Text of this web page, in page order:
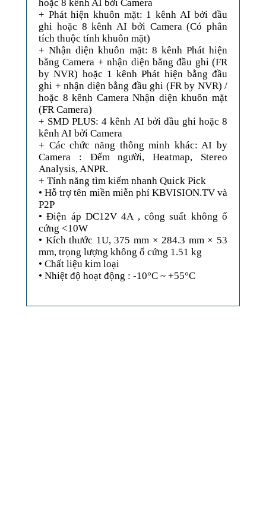
hoặc 8 kênh AI bởi Camera
+ Phát hiện khuôn mặt: 1 kênh AI bởi đầu
ghi hoặc 8 kênh AI bởi Camera (Có phân
tích thuộc tính khuôn mặt)
+ Nhận diện khuôn mặt: 8 kênh Phát hiện
bằng Camera + nhận diện bằng đầu ghi (FR
by NVR) hoặc 1 kênh Phát hiện bằng đầu
ghi + nhận diện bằng đầu ghi (FR by NVR) /
hoặc 8 kênh Camera Nhận diện khuôn mặt
(FR Camera)
+ SMD PLUS: 4 kênh AI bởi đầu ghi hoặc 8
kênh AI bởi Camera
+ Các chức năng thông minh khác: AI by
Camera : Đếm người, Heatmap, Stereo
Analysis, ANPR.
+ Tính năng tìm kiếm nhanh Quick Pick
• Hỗ trợ tên miền miễn phí KBVISION.TV và
P2P
• Điện áp DC12V 4A , công suất không ổ
cứng <10W
• Kích thước 1U, 375 mm × 284.3 mm × 53
mm, trọng lượng không ổ cứng 1.51 kg
• Chất liệu kim loại
• Nhiệt độ hoạt động : -10°C ~ +55°C